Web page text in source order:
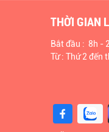
THỜI GIAN
Bắt đầu : 8h -
Từ : Thứ 2 đến